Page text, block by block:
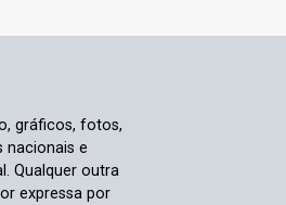
gráficos, fotos,
nacionais e
Qualquer outra
expressa por